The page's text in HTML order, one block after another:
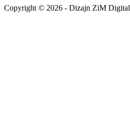
Copyright © 2026 - Dizajn ZiM Digital